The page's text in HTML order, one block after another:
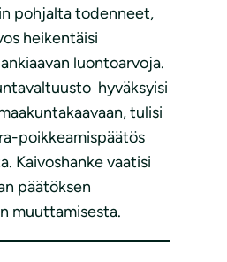
pohjalta todenneet,
heikentäisi
luontoarvoja.
hyväksyisi
tulisi
poikkeamispäätös
Kaivoshanke vaatisi
päätöksen
muuttamisesta.